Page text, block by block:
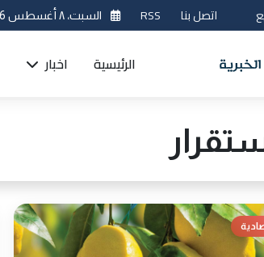
اتصل بنا RSS السبت، ٨ أغسطس 2026
الرئيسية اخبار